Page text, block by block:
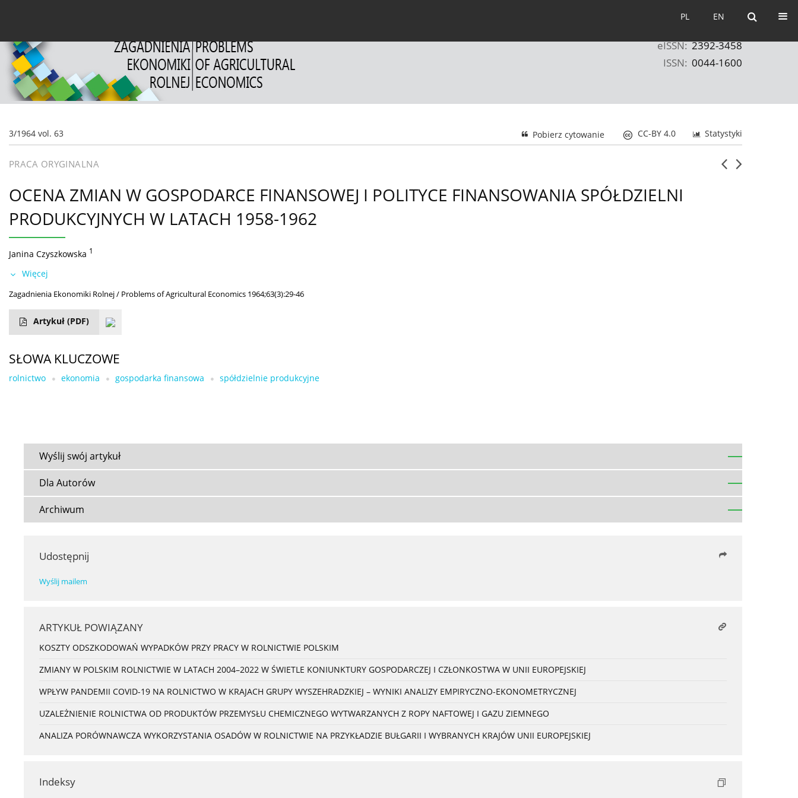
EN
PL EN
PL
eISSN: 2392-3458
ISSN: 0044-1600
3/1964 vol. 63 Statystyki
CC-BY 4.0
Pobierz cytowanie
PRACA ORYGINALNA
OCENA ZMIAN W GOSPODARCE FINANSOWEJ I POLITYCE FINANSOWANIA SPÓŁDZIELNI
PRODUKCYJNYCH W LATACH 1958-1962
Janina Czyszkowska 1
Więcej
Zagadnienia Ekonomiki Rolnej / Problems of Agricultural Economics 1964;63(3):29-46
Artykuł (PDF)
SŁOWA KLUCZOWE
rolnictwo ekonomia gospodarka finansowa spółdzielnie produkcyjne
Wyślij swój artykuł
Dla Autorów
Archiwum
Udostępnij
Wyślij mailem
ARTYKUŁ POWIĄZANY
KOSZTY ODSZKODOWAŃ WYPADKÓW PRZY PRACY W ROLNICTWIE POLSKIM
ZMIANY W POLSKIM ROLNICTWIE W LATACH 2004–2022 W ŚWIETLE KONIUNKTURY GOSPODARCZEJ I CZŁONKOSTWA W UNII EUROPEJSKIEJ
WPŁYW PANDEMII COVID-19 NA ROLNICTWO W KRAJACH GRUPY WYSZEHRADZKIEJ – WYNIKI ANALIZY EMPIRYCZNO-EKONOMETRYCZNEJ
UZALEŻNIENIE ROLNICTWA OD PRODUKTÓW PRZEMYSŁU CHEMICZNEGO WYTWARZANYCH Z ROPY NAFTOWEJ I GAZU ZIEMNEGO
ANALIZA PORÓWNAWCZA WYKORZYSTANIA OSADÓW W ROLNICTWIE NA PRZYKŁADZIE BUŁGARII I WYBRANYCH KRAJÓW UNII EUROPEJSKIEJ
Indeksy